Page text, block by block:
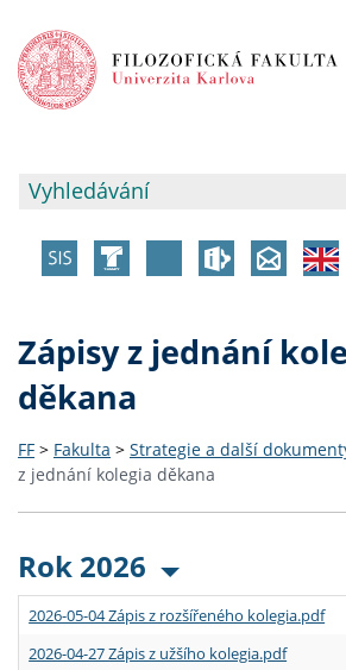
Zápisy z jednání
děkana
FF > Fakulta > Strategie a další
z jednání kolegia děkana
Rok 2026
2026-05-04 Zápis z rozšířeného kolegia.pdf
2026-04-27 Zápis z užšího kolegia.pdf